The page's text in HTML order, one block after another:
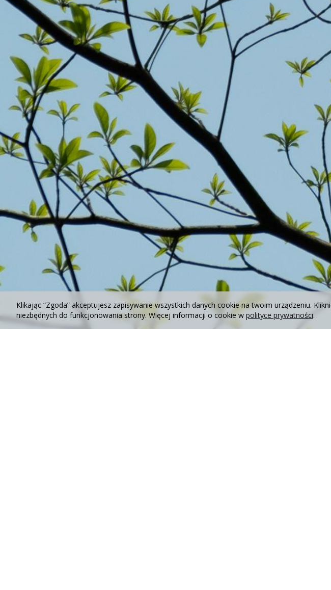
Klikając “Zgoda” akceptujesz zapisywanie wszystkich danych cookie na twoim urządzeniu.
niezbędnych do funkcjonowania strony. Więcej informacji o cookie w polityce prywatności.